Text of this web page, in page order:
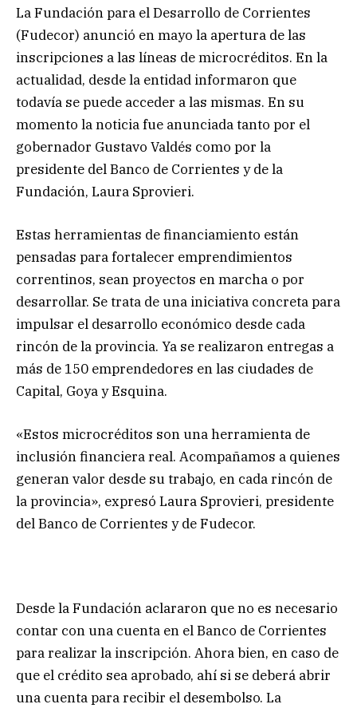
La Fundación para el Desarrollo de Corrientes
(Fudecor) anunció en mayo la apertura de las
inscripciones a las líneas de microcréditos. En la
actualidad, desde la entidad informaron que
todavía se puede acceder a las mismas. En su
momento la noticia fue anunciada tanto por el
gobernador Gustavo Valdés como por la
presidente del Banco de Corrientes y de la
Fundación, Laura Sprovieri.
Estas herramientas de financiamiento están
pensadas para fortalecer emprendimientos
correntinos, sean proyectos en marcha o por
desarrollar. Se trata de una iniciativa concreta para
impulsar el desarrollo económico desde cada
rincón de la provincia. Ya se realizaron entregas a
más de 150 emprendedores en las ciudades de
Capital, Goya y Esquina.
«Estos microcréditos son una herramienta de
inclusión financiera real. Acompañamos a quienes
generan valor desde su trabajo, en cada rincón de
la provincia», expresó Laura Sprovieri, presidente
del Banco de Corrientes y de Fudecor.
Desde la Fundación aclararon que no es necesario
contar con una cuenta en el Banco de Corrientes
para realizar la inscripción. Ahora bien, en caso de
que el crédito sea aprobado, ahí si se deberá abrir
una cuenta para recibir el desembolso. La